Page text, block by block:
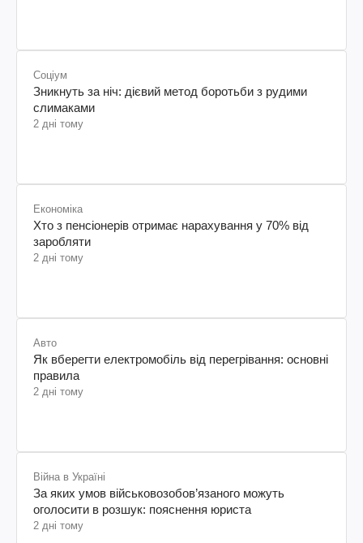
Соціум
Зникнуть за ніч: дієвий метод боротьби з рудими
слимаками
2 дні тому
Економіка
Хто з пенсіонерів отримає нарахування у 70% від
заробляти
2 дні тому
Авто
Як вберегти електромобіль від перегрівання: основні
правила
2 дні тому
Війна в Україні
За яких умов військовозобов’язаного можуть
оголосити в розшук: пояснення юриста
2 дні тому